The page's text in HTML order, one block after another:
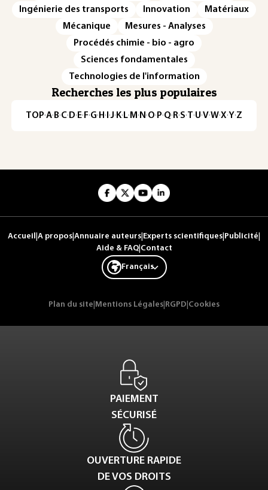
Ingénierie des transports
Innovation
Matériaux
Mécanique
Mesures - Analyses
Procédés chimie - bio - agro
Sciences fondamentales
Technologies de l'information
Recherches les plus populaires
TOP·A·B·C· D· E· F·G· H · ·J· K· L· M · N ·O· P·Q· R·S·T·U·V·W·X·Y·Z
Accueil A propos Annuaire auteurs Experts scientifiques Publicité
Aide & FAQ| Contact
Français
Plan du site Mentions Légales RGPD Cookies
PAIEMENT
SÉCURISÉ
OUVERTURE RAPIDE
DE VOS DROITS